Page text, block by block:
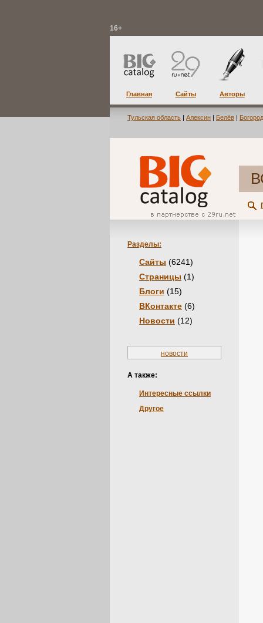
16+
Главная Сайты Авторы
Тульская область | Алексин | Белёв |
Разделы:
Сайты (6241)
Страницы (1)
Блоги (15)
ВКонтакте (6)
Новости (12)
новости
А также:
Интересные ссылки
Другое